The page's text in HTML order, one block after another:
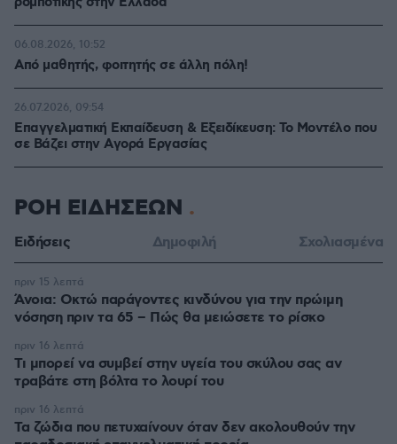
Από μαθητής, φοιτητής σε άλλη πόλη!
06.08.2026, 10:52
Επαγγελματική Εκπαίδευση & Εξειδίκευση: Το Mοντέλο που
σε Bάζει στην Aγορά Eργασίας
26.07.2026, 09:54
ΡΟΗ ΕΙΔΗΣΕΩΝ
Ειδήσεις Δημοφιλή Σχολιασμένα
Άνοια: Οκτώ παράγοντες κινδύνου για την πρώιμη
νόσηση πριν τα 65 – Πώς θα μειώσετε το ρίσκο
πριν 15 λεπτά
Τι μπορεί να συμβεί στην υγεία του σκύλου σας αν
τραβάτε στη βόλτα το λουρί του
πριν 16 λεπτά
Τα ζώδια που πετυχαίνουν όταν δεν ακολουθούν την
πριν 16 λεπτά